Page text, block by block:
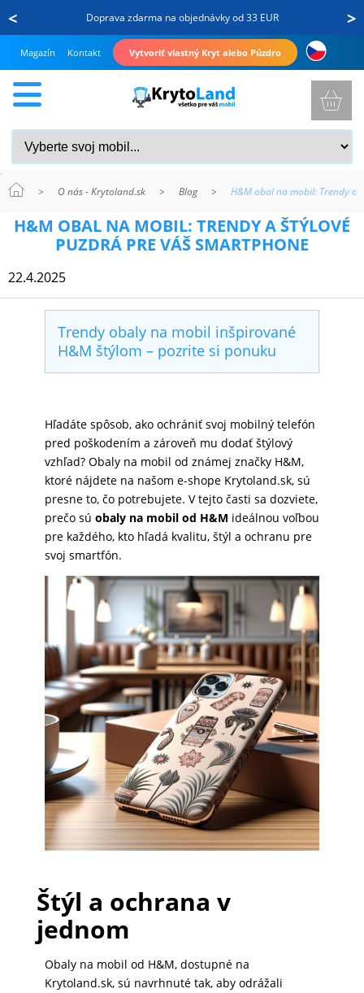
< >
Doprava zdarma na objednávky od 33 EUR
Magazín Kontakt Vytvoriť vlastný Kryt alebo Púzdro
A
NA
MOBIL
NABÍJANIE
PRÍSLUŠENSTVO
MOBILY
PRÍSLUŠENSTVO
NOTEBOOK
GAMING
H&M OBAL NA MOBIL: TRENDY A ŠTÝLOVÉ
PUZDRÁ PRE VÁŠ SMARTPHONE
22.4.2025
Trendy obaly na mobil inšpirované
H&M štýlom – pozrite si ponuku
Hľadáte spôsob, ako ochrániť svoj mobilný telefón
pred poškodením a zároveň mu dodať štýlový
vzhľad? Obaly na mobil od známej značky H&M,
ktoré nájdete na našom e-shope Krytoland.sk, sú
presne to, čo potrebujete. V tejto časti sa dozviete,
prečo sú obaly na mobil od H&M ideálnou voľbou
pre každého, kto hľadá kvalitu, štýl a ochranu pre
svoj smartfón.
Štýl a ochrana v
jednom
Obaly na mobil od H&M, dostupné na
Krytoland.sk, sú navrhnuté tak, aby odrážali
> O nás - Krytoland.sk > Blog > H&M obal na mobil: Trendy a